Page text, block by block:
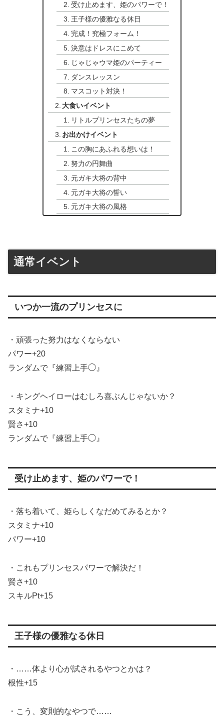
受け止めます、姫のパワーで！
王子様の優雅なる休日
完成！究極フォーム！
決意はドレスにこめて
じゃじゃウマ姫のパーティー
ダンスレッスン
マスコット対決！
大食いイベント
リトルプリンセスたちの夢
お出かけイベント
この胸にあふれる想いは！
努力の円舞曲
元ガキ大将の背中
元ガキ大将の誓い
元ガキ大将の風格
通常イベント
いつか一流のプリンセスに
・頑張った努力はなくならない
パワー+20
ランダムで『練習上手◯』
・キングヘイローはむしろ喜ぶんじゃないか？
スタミナ+10
賢さ+10
ランダムで『練習上手◯』
受け止めます、姫のパワーで！
・落ち着いて、姫らしくなだめてみるとか？
スタミナ+10
パワー+10
・これもプリンセスパワーで解決だ！
賢さ+10
スキルPt+15
王子様の優雅なる休日
・……体より心が試されるやつとかは？
根性+15
・こう、変則的なやつで……